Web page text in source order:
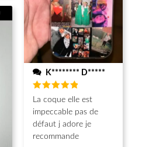
K******** D*****
Note5
sur 5
La coque elle est
impeccable pas de
défaut j adore je
recommande